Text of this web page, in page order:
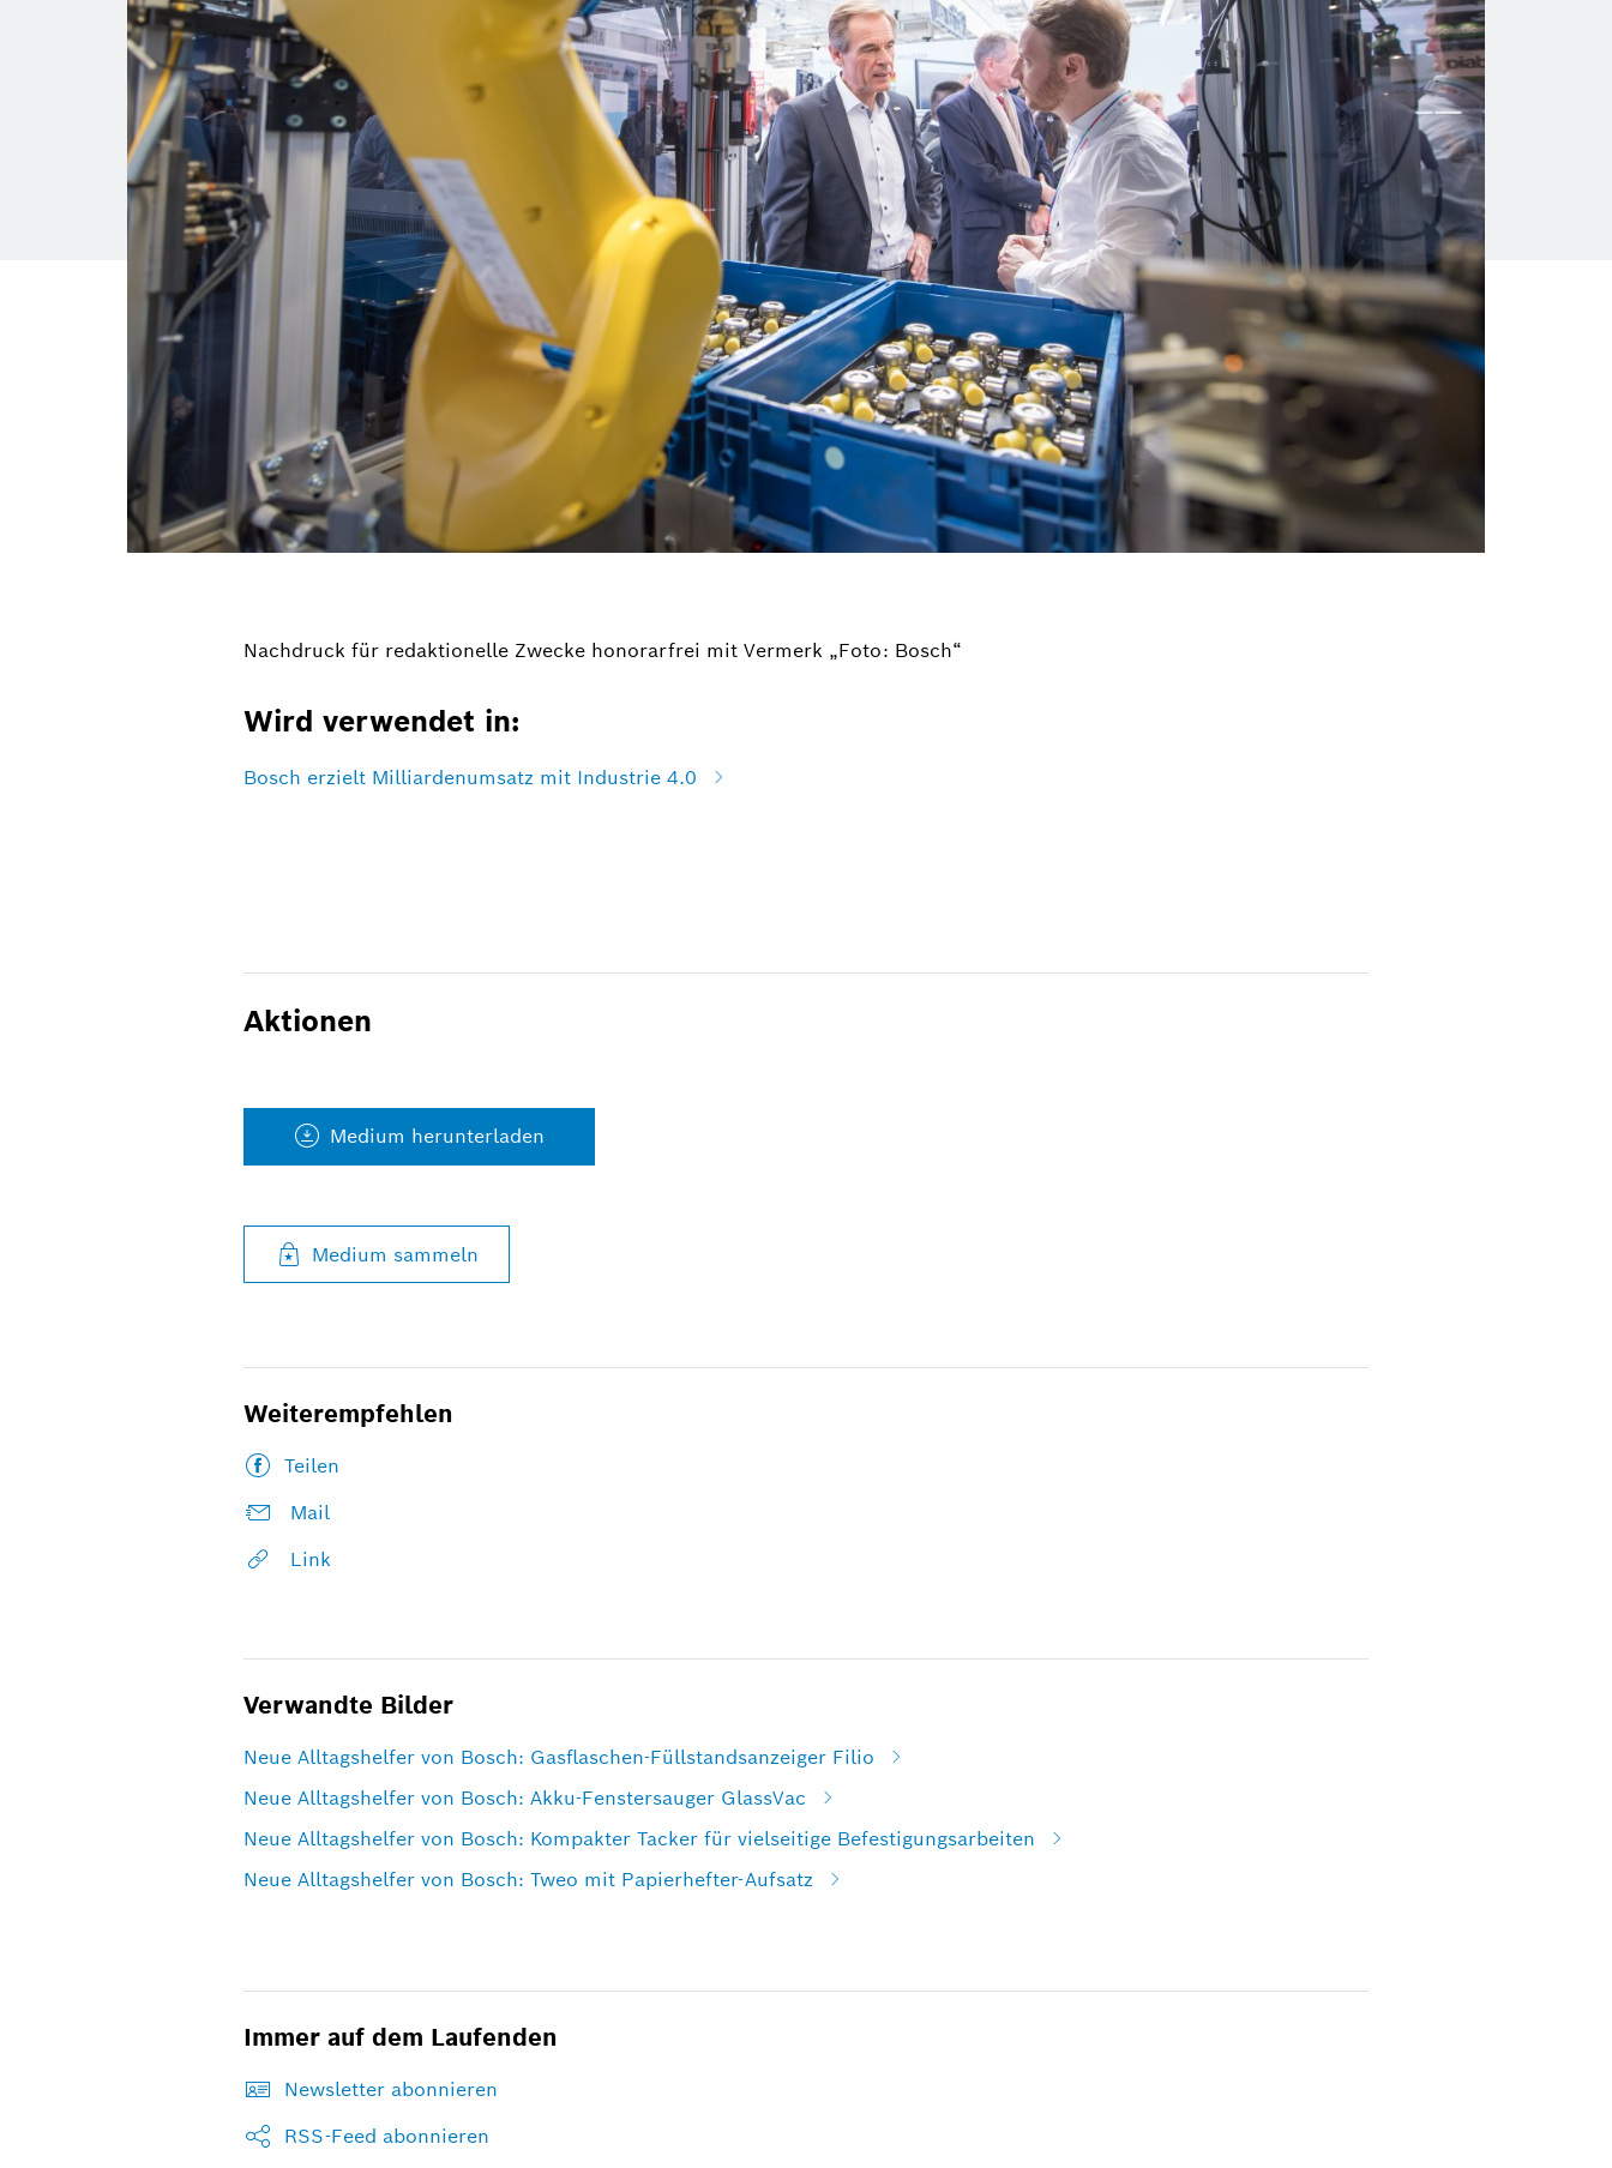
Nachdruck für redaktionelle Zwecke honorarfrei mit Vermerk „Foto: Bosch“
Wird verwendet in:
Bosch erzielt Milliardenumsatz mit Industrie 4.0
Aktionen
Medium herunterladen
Medium sammeln
Weiterempfehlen
Teilen
Mail
Link
Verwandte Bilder
Neue Alltagshelfer von Bosch: Gasflaschen-Füllstandsanzeiger Filio
Neue Alltagshelfer von Bosch: Akku-Fenstersauger GlassVac
Neue Alltagshelfer von Bosch: Kompakter Tacker für vielseitige Befestigungsarbeiten
Neue Alltagshelfer von Bosch: Tweo mit Papierhefter-Aufsatz
Immer auf dem Laufenden
Newsletter abonnieren
RSS-Feed abonnieren